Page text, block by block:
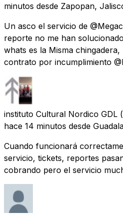
minutos desde Zapopan,
Un asco el servicio de
reporte no me han
whats es la Misma
contrato por incumplimiento
instituto Cultural Nordico GDL
hace 14 minutos desde
Cuando funcionará
servicio, tickets, reportes
cobrando pero el servicio